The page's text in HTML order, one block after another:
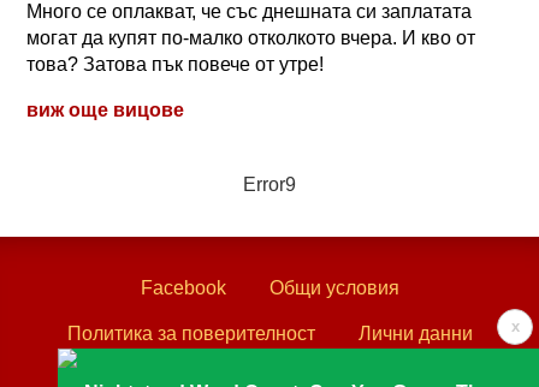
Много се оплакват, че със днешната си заплатата
могат да купят по-малко отколкото вчера. И кво от
това? Затова пък повече от утре!
виж още вицове
Error9
x
Facebook Общи условия
Политика за поверителност Лични данни